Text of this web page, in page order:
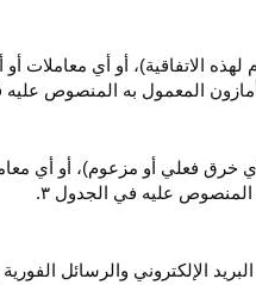
الاتفاقية)، أو أي معاملات
أمازون المعمول به المنصوص
خرق فعلي أو مزعوم)، أو أي
المنصوص عليه في الجدول ۳.
الإلكتروني والرسائل